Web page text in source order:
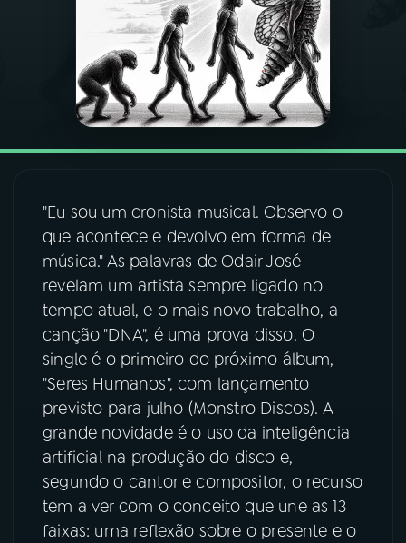
PODCASTS
VIDEOCASTS
FESTIVAL DE MÚSICA
ACOMPANHE A RÁDIO NACIONAL
YouTube Facebook
Instagram
TikTok
"Eu sou um cronista musical. Observo o
que acontece e devolvo em forma de
música." As palavras de Odair José
revelam um artista sempre ligado no
tempo atual, e o mais novo trabalho, a
canção "DNA", é uma prova disso. O
single é o primeiro do próximo álbum,
"Seres Humanos", com lançamento
previsto para julho (Monstro Discos). A
grande novidade é o uso da inteligência
artificial na produção do disco e,
segundo o cantor e compositor, o recurso
tem a ver com o conceito que une as 13
faixas: uma reflexão sobre o presente e o